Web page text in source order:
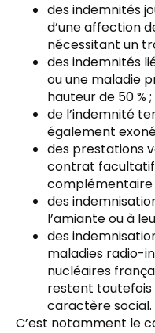
des indemnités
d’une affection
nécessitant un
des indemnités
ou une maladie
hauteur de 50 % ;
de l’indemnité
également
des prestations
contrat
complémentaire
des
l’amiante ou à
des
maladies radio-
nucléaires
restent
caractère social.
C’est notamment le